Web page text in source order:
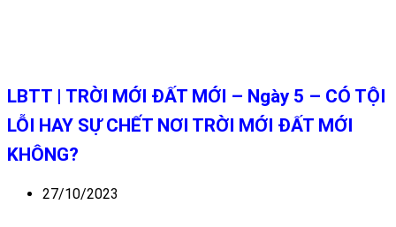
LBTT | TRỜI MỚI ĐẤT MỚI – Ngày 5 – CÓ TỘI
LỖI HAY SỰ CHẾT NƠI TRỜI MỚI ĐẤT MỚI
KHÔNG?
27/10/2023